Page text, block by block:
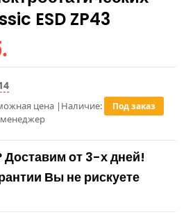
ESD ZP43
цена | Наличие: Под заказ
Доставим от 3-х дней!
Вы не рискуете